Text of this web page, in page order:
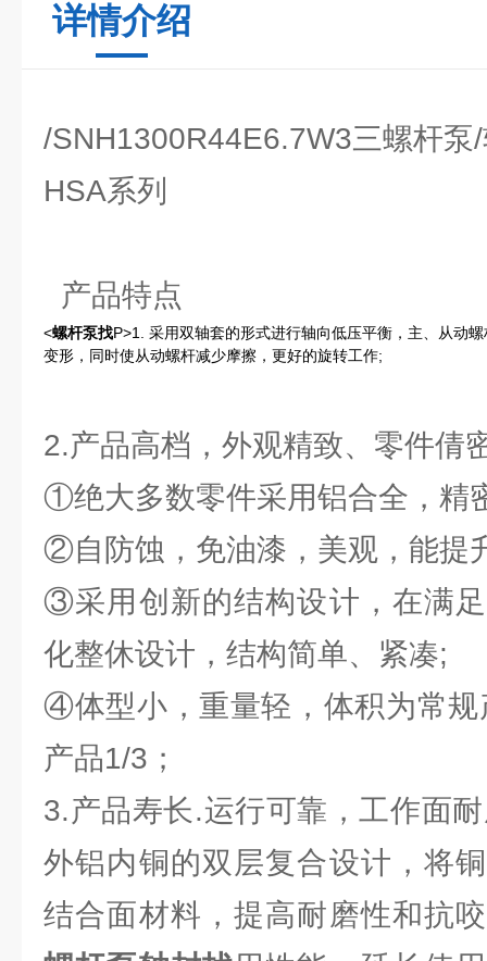
详情介绍
/SNH1300R44E6.7W3三螺杆泵
HSA系列
产品特点
<螺杆泵找P>1. 采用双轴套的形式进行轴向低压平衡，主、从动
变形，同时使从动螺杆减少摩擦，更好的旋转工作;
2.产品高档，外观精致、零件倩
①绝大多数零件采用铝合全，精
②自防蚀，免油漆，美观，能提
③采用创新的结构设计，在满
化整休设计，结构简单、紧凑;
④体型小，重量轻，体积为常
产品1/3；
3.产品寿长.运行可靠，工作面
外铝内铜的双层复合设计，将
结合面材料，提高耐磨性和抗